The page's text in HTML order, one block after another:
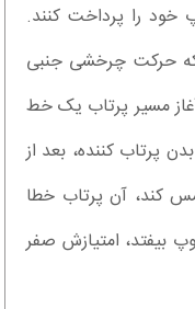
را پرداخت کنند.
که حرکت چرخشی جنبی
مسیر پرتاب یک خط
پرتاب کننده، بعد از
کند، آن پرتاب خطا
بیفتد، امتیازش صفر